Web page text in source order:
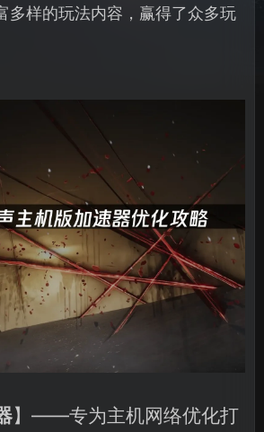
多样的玩法内容，赢得了众多玩
】——专为主机网络优化打